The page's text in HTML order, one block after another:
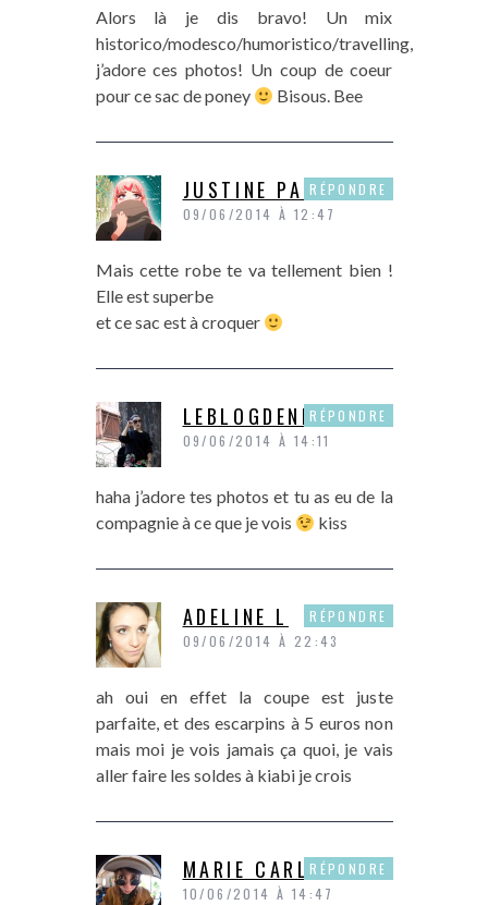
Alors là je dis bravo! Un mix
historico/modesco/humoristico/travelling,
j’adore ces photos! Un coup de coeur
pour ce sac de poney
Bisous. Bee
JUSTINE PAPER
09/06/2014 À 12:47
Mais cette robe te va tellement bien !
Elle est superbe
et ce sac est à croquer
RÉPONDRE
LEBLOGDENINI
09/06/2014 À 14:11
haha j’adore tes photos et tu as eu de la
compagnie à ce que je vois
kiss
RÉPONDRE
ADELINE L
09/06/2014 À 22:43
ah oui en effet la coupe est juste
parfaite, et des escarpins à 5 euros non
mais moi je vois jamais ça quoi, je vais
aller faire les soldes à kiabi je crois
RÉPONDRE
MARIE CARLA
10/06/2014 À 14:47
RÉPONDRE